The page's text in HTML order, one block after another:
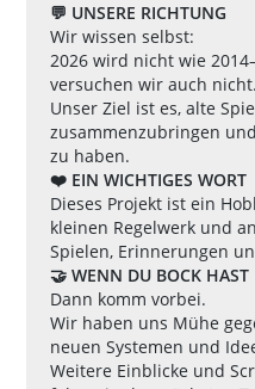
💬 UNSERE RICHTUNG
Wir wissen selbst:
2026 wird nicht wie
versuchen wir auch nicht.
Unser Ziel ist es, alte
zusammenzubringen
zu haben.
❤️ EIN WICHTIGES WORT
Dieses Projekt ist ein
kleinen Regelwerk und
Spielen, Erinnerungen
🤝 WENN DU BOCK HAST
Dann komm vorbei.
Wir haben uns Mühe
neuen Systemen und
Weitere Einblicke und